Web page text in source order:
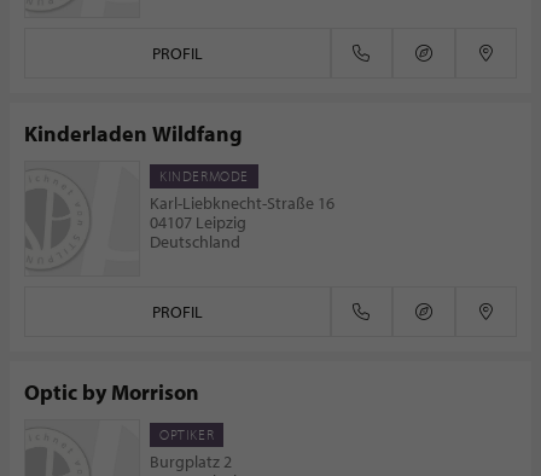
PROFIL
Kinderladen Wildfang
KINDERMODE
Karl-Liebknecht-Straße 16
04107 Leipzig
Deutschland
PROFIL
Optic by Morrison
OPTIKER
Burgplatz 2